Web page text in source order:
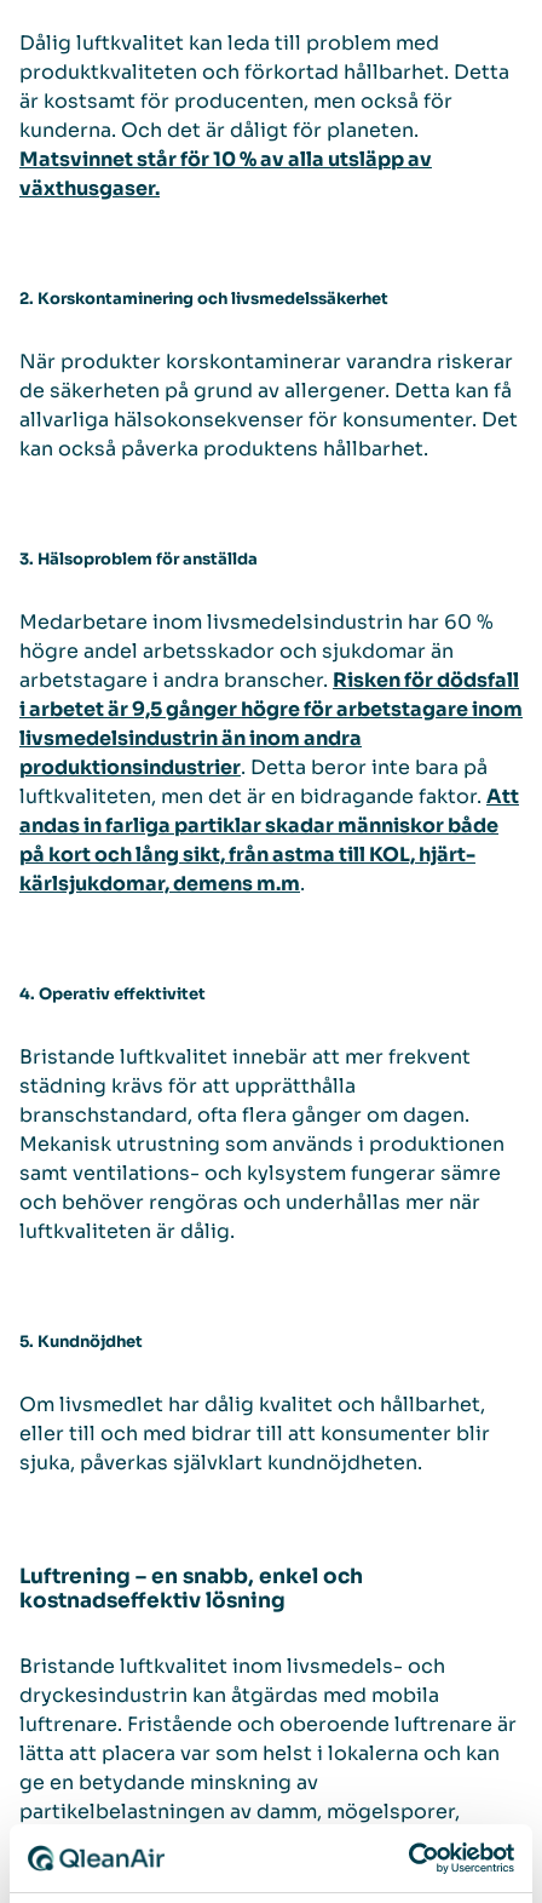
Dålig luftkvalitet kan leda till problem med
produktkvaliteten och förkortad hållbarhet. Detta
är kostsamt för producenten, men också för
kunderna. Och det är dåligt för planeten.
Matsvinnet står för 10 % av alla utsläpp av
växthusgaser.
2. Korskontaminering och livsmedelssäkerhet
När produkter korskontaminerar varandra riskerar
de säkerheten på grund av allergener. Detta kan få
allvarliga hälsokonsekvenser för konsumenter. Det
kan också påverka produktens hållbarhet.
3. Hälsoproblem för anställda
Medarbetare inom livsmedelsindustrin har 60 %
högre andel arbetsskador och sjukdomar än
arbetstagare i andra branscher. Risken för dödsfall
i arbetet är 9,5 gånger högre för arbetstagare inom
livsmedelsindustrin än inom andra
produktionsindustrier. Detta beror inte bara på
luftkvaliteten, men det är en bidragande faktor. Att
andas in farliga partiklar skadar människor både
på kort och lång sikt, från astma till KOL, hjärt-
kärlsjukdomar, demens m.m.
4. Operativ effektivitet
Bristande luftkvalitet innebär att mer frekvent
städning krävs för att upprätthålla
branschstandard, ofta flera gånger om dagen.
Mekanisk utrustning som används i produktionen
samt ventilations- och kylsystem fungerar sämre
och behöver rengöras och underhållas mer när
luftkvaliteten är dålig.
5. Kundnöjdhet
Om livsmedlet har dålig kvalitet och hållbarhet,
eller till och med bidrar till att konsumenter blir
sjuka, påverkas självklart kundnöjdheten.
Luftrening – en snabb, enkel och
kostnadseffektiv lösning
Bristande luftkvalitet inom livsmedels- och
dryckesindustrin kan åtgärdas med mobila
luftrenare. Fristående och oberoende luftrenare är
lätta att placera var som helst i lokalerna och kan
ge en betydande minskning av
partikelbelastningen av damm, mögelsporer,
bakterier och alla andra partiklar som finns i
lokalerna.